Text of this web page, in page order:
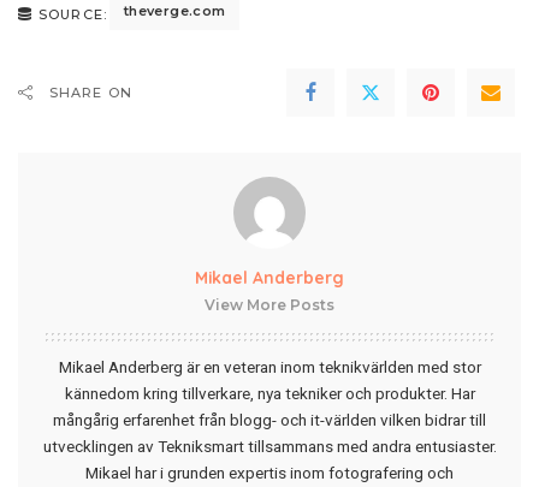
SOURCE: theverge.com
SHARE ON
Mikael Anderberg
View More Posts
Mikael Anderberg är en veteran inom teknikvärlden med stor
kännedom kring tillverkare, nya tekniker och produkter. Har
mångårig erfarenhet från blogg- och it-världen vilken bidrar till
utvecklingen av Tekniksmart tillsammans med andra entusiaster.
Mikael har i grunden expertis inom fotografering och